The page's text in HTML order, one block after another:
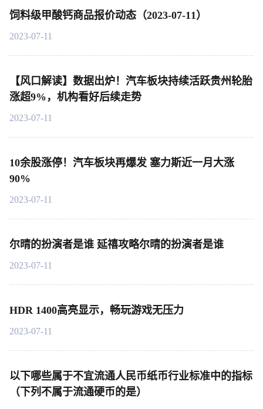
饲料级甲酸钙商品报价动态（2023-07-11）
2023-07-11
【风口解读】数据出炉！汽车板块持续活跃贵州轮胎
涨超9%，机构看好后续走势
2023-07-11
10余股涨停！汽车板块再爆发 塞力斯近一月大涨
90%
2023-07-11
尔晴的扮演者是谁 延禧攻略尔晴的扮演者是谁
2023-07-11
HDR 1400高亮显示，畅玩游戏无压力
2023-07-11
以下哪些属于不宜流通人民币纸币行业标准中的指标
（下列不属于流通硬币的是）